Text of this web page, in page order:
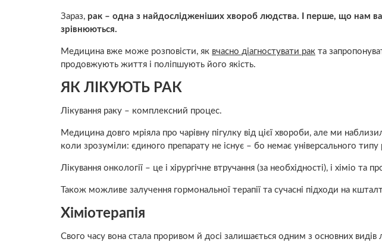
Зараз, рак – одна з найдослідженіших хвороб людства. І перше, що нам
зрівнюються.
Медицина вже може розповісти, як вчасно діагностувати рак та
продовжують життя і поліпшують його якість.
ЯК ЛІКУЮТЬ РАК
Лікування раку – комплексний процес.
Медицина довго мріяла про чарівну пігулку від цієї хвороби, але ми
коли зрозуміли: єдиного препарату не існує – бо немає універсального типу
Лікування онкології – це і хірургічне втручання (за необхідності), і хіміо та
Також можливе залучення гормональної терапії та сучасні підходи на кшталт
Хіміотерапія
Свого часу вона стала проривом й досі залишається одним з основних видів